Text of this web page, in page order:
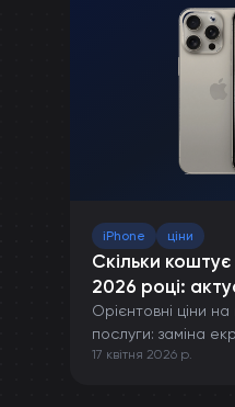
iPhone ціни
Скільки
2026 році:
Орієнтовні ціни
послуги: заміна
камери та інших
17 квітня 2026 р.